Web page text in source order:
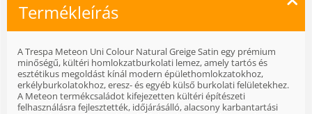
Termékleírás
A Trespa Meteon Uni Colour Natural Greige Satin egy prémium
minőségű, kültéri homlokzatburkolati lemez, amely tartós és
esztétikus megoldást kínál modern épülethomlokzatokhoz,
erkélyburkolatokhoz, eresz- és egyéb külső burkolati felületekhez.
A Meteon termékcsaládot kifejezetten kültéri építészeti
felhasználásra fejlesztették, időjárásálló, alacsony karbantartási